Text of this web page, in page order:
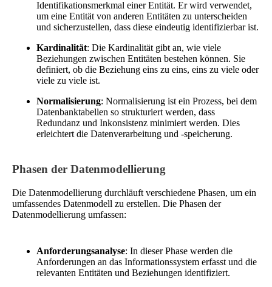
Identifikationsmerkmal einer Entität. Er wird verwendet,
um eine Entität von anderen Entitäten zu unterscheiden
und sicherzustellen, dass diese eindeutig identifizierbar ist.
Kardinalität: Die Kardinalität gibt an, wie viele
Beziehungen zwischen Entitäten bestehen können. Sie
definiert, ob die Beziehung eins zu eins, eins zu viele oder
viele zu viele ist.
Normalisierung: Normalisierung ist ein Prozess, bei dem
Datenbanktabellen so strukturiert werden, dass
Redundanz und Inkonsistenz minimiert werden. Dies
erleichtert die Datenverarbeitung und -speicherung.
Phasen der Datenmodellierung
Die Datenmodellierung durchläuft verschiedene Phasen, um ein
umfassendes Datenmodell zu erstellen. Die Phasen der
Datenmodellierung umfassen:
Anforderungsanalyse: In dieser Phase werden die
Anforderungen an das Informationssystem erfasst und die
relevanten Entitäten und Beziehungen identifiziert.